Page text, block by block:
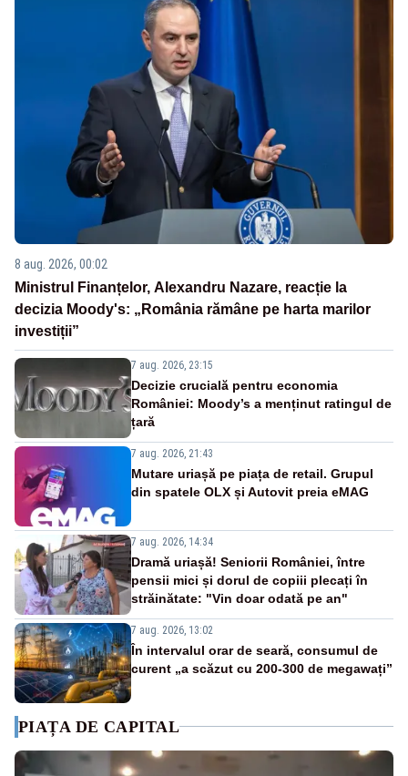
8 aug. 2026, 00:02
Ministrul Finanțelor, Alexandru Nazare, reacție la
decizia Moody's: „România rămâne pe harta marilor
investiții”
7 aug. 2026, 23:15
Decizie crucială pentru economia
României: Moody’s a menținut ratingul de
țară
7 aug. 2026, 21:43
Mutare uriașă pe piața de retail. Grupul
din spatele OLX și Autovit preia eMAG
7 aug. 2026, 14:34
Dramă uriașă! Seniorii României, între
pensii mici și dorul de copiii plecați în
străinătate: "Vin doar odată pe an"
7 aug. 2026, 13:02
În intervalul orar de seară, consumul de
curent „a scăzut cu 200-300 de megawați”
PIAȚA DE CAPITAL